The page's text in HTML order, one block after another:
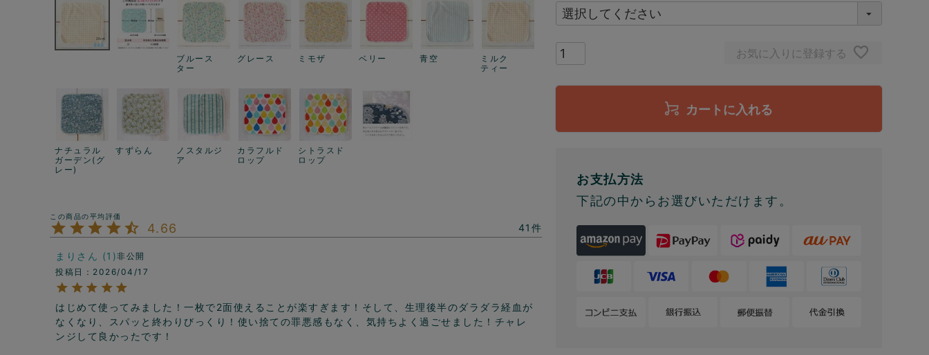
ブルース
ター
グレース ミモザ ベリー 青空
ミルク
ティー
ナチュラル
ガーデン(グ
レー)
すずらん
ノスタルジ
ア
カラフルド
ロップ
シトラスド
ロップ
4.66 41
まり 1
非公開
投稿日
2026/04/17
はじめて使ってみました！一枚で2面使えることが楽すぎます！そして、生理後半のダラダラ経血が
なくなり、スパッと終わりびっくり！使い捨ての罪悪感もなく、気持ちよく過ごせました！チャレ
ンジして良かったです！
お気に入りに登録する
カートに入れる
お支払方法
下記の中からお選びいただけます。